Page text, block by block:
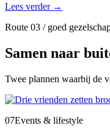
Lees verder →
Route 03 / goed
Samen naar
Twee plannen waarbij de
07Events & lifestyle